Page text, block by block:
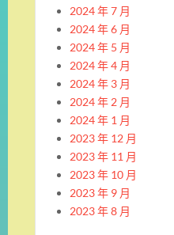
2024 年 7 月
2024 年 6 月
2024 年 5 月
2024 年 4 月
2024 年 3 月
2024 年 2 月
2024 年 1 月
2023 年 12 月
2023 年 11 月
2023 年 10 月
2023 年 9 月
2023 年 8 月